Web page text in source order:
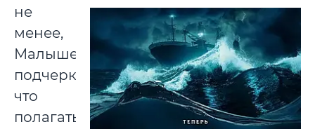
не
менее,
Малышева
подчеркнула,
что
полагаться